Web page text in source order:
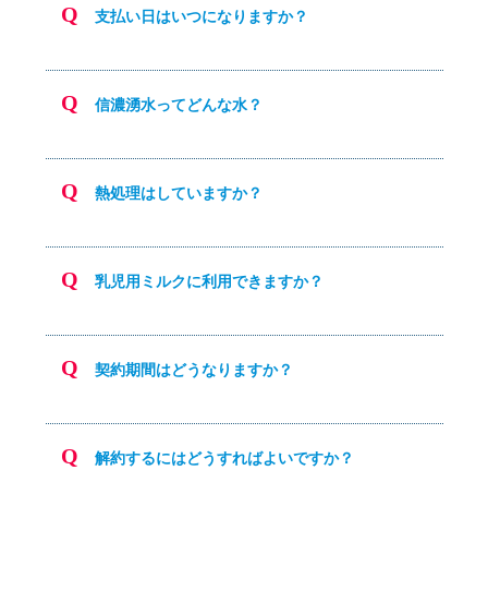
支払い日はいつになりますか？
信濃湧水ってどんな水？
熱処理はしていますか？
乳児用ミルクに利用できますか？
契約期間はどうなりますか？
解約するにはどうすればよいですか？